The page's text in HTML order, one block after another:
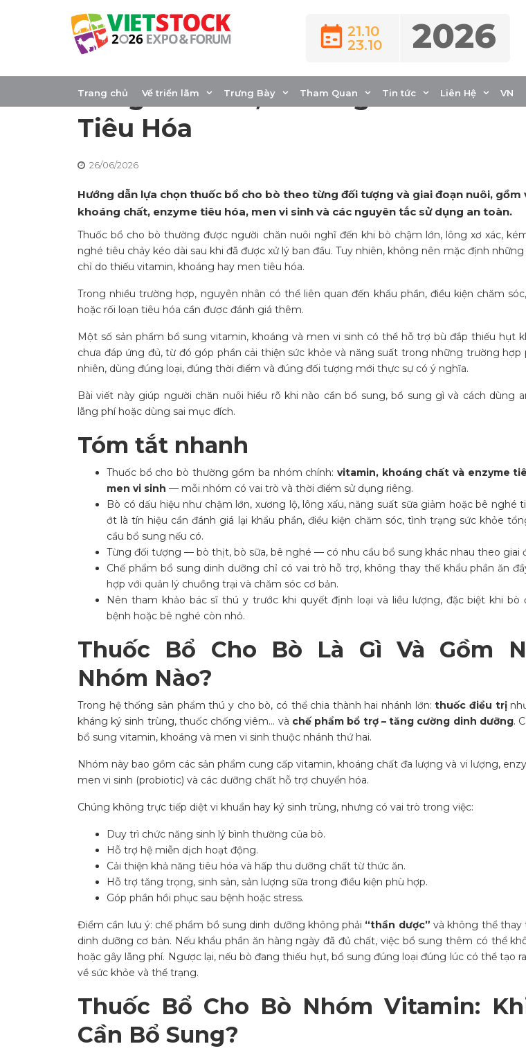
21.10
23.10
2026
Trang chủ Về triển lãm Trưng Bày Tham Quan Tin tức Liên Hệ VN
Thuốc Bổ Cho Bò: Khi Nào Cần Bổ
Sung Vitamin, Khoáng Chất và
Tiêu Hóa
26/06/2026
Hướng dẫn lựa chọn thuốc bổ cho bò theo từng đối tượng và giai đoạn nuôi, gồm
khoáng chất, enzyme tiêu hóa, men vi sinh và các nguyên tắc sử dụng an toàn.
Thuốc bổ cho bò thường được người chăn nuôi nghĩ đến khi bò chậm lớn, lông xơ xác,
nghé tiêu chảy kéo dài sau khi đã được xử lý ban đầu. Tuy nhiên, không nên mặc định những
chỉ do thiếu vitamin, khoáng hay men tiêu hóa.
Trong nhiều trường hợp, nguyên nhân có thể liên quan đến khẩu phần, điều kiện chăm
hoặc rối loạn tiêu hóa cần được đánh giá thêm.
Một số sản phẩm bổ sung vitamin, khoáng và men vi sinh có thể hỗ trợ bù đắp thiếu hụt
chưa đáp ứng đủ, từ đó góp phần cải thiện sức khỏe và năng suất trong những trường hợp
nhiên, dùng đúng loại, đúng thời điểm và đúng đối tượng mới thực sự có ý nghĩa.
Bài viết này giúp người chăn nuôi hiểu rõ khi nào cần bổ sung, bổ sung gì và cách dùng
lãng phí hoặc dùng sai mục đích.
Tóm tắt nhanh
Thuốc bổ cho bò thường gồm ba nhóm chính: vitamin, khoáng chất và enzyme
men vi sinh — mỗi nhóm có vai trò và thời điểm sử dụng riêng.
Bò có dấu hiệu như chậm lớn, xương lộ, lông xấu, năng suất sữa giảm hoặc bê nghé
ớt là tín hiệu cần đánh giá lại khẩu phần, điều kiện chăm sóc, tình trạng sức khỏe
cầu bổ sung nếu có.
Từng đối tượng — bò thịt, bò sữa, bê nghé — có nhu cầu bổ sung khác nhau theo giai
Chế phẩm bổ sung dinh dưỡng chỉ có vai trò hỗ trợ, không thay thế khẩu phần ăn
hợp với quản lý chuồng trại và chăm sóc cơ bản.
Nên tham khảo bác sĩ thú y trước khi quyết định loại và liều lượng, đặc biệt khi bò
bệnh hoặc bê nghé còn nhỏ.
Thuốc Bổ Cho Bò Là Gì Và Gồm
Nhóm Nào?
Trong hệ thống sản phẩm thú y cho bò, có thể chia thành hai nhánh lớn:thuốc điều trị
kháng ký sinh trùng, thuốc chống viêm… và chế phẩm bổ trợ – tăng cường dinh dưỡng.
bổ sung vitamin, khoáng và men vi sinh thuộc nhánh thứ hai.
Nhóm này bao gồm các sản phẩm cung cấp vitamin, khoáng chất đa lượng và vi lượng,
men vi sinh (probiotic) và các dưỡng chất hỗ trợ chuyển hóa.
Chúng không trực tiếp diệt vi khuẩn hay ký sinh trùng, nhưng có vai trò trong việc:
Duy trì chức năng sinh lý bình thường của bò.
Hỗ trợ hệ miễn dịch hoạt động.
Cải thiện khả năng tiêu hóa và hấp thu dưỡng chất từ thức ăn.
Hỗ trợ tăng trọng, sinh sản, sản lượng sữa trong điều kiện phù hợp.
Góp phần hồi phục sau bệnh hoặc stress.
Điểm cần lưu ý: chế phẩm bổ sung dinh dưỡng không phải “thần dược” và không thể thay
dinh dưỡng cơ bản. Nếu khẩu phần ăn hàng ngày đã đủ chất, việc bổ sung thêm có thể
hoặc gây lãng phí. Ngược lại, nếu bò đang thiếu hụt, bổ sung đúng loại đúng lúc có thể tạo
về sức khỏe và thể trạng.
Thuốc Bổ Cho Bò Nhóm Vitamin:
Cần Bổ Sung?